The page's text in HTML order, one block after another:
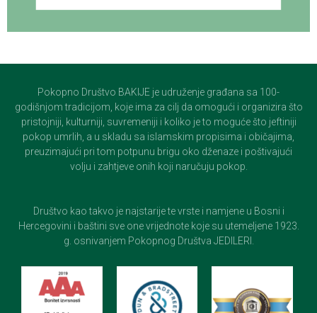
Pokopno Društvo BAKIJE je udruženje građana sa 100-
godišnjom tradicijom, koje ima za cilj da omogući i organizira što
pristojniji, kulturniji, suvremeniji i koliko je to moguće što jeftiniji
pokop umrlih, a u skladu sa islamskim propisima i običajima,
preuzimajući pri tom potpunu brigu oko dženaze i poštivajući
volju i zahtjeve onih koji naručuju pokop.
Društvo kao takvo je najstarije te vrste i namjene u Bosni i
Hercegovini i baštini sve one vrijednote koje su utemeljene 1923.
g. osnivanjem Pokopnog Društva JEDILERI.